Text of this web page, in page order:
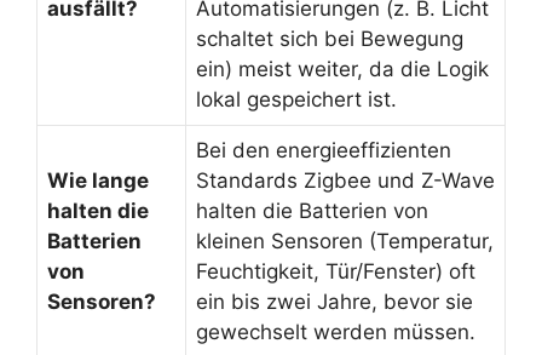
ausfällt?
Automatisierungen (z. B. Licht
schaltet sich bei Bewegung
ein) meist weiter, da die Logik
lokal gespeichert ist.
Wie lange
halten die
Batterien
von
Sensoren?
Bei den energieeffizienten
Standards Zigbee und Z-Wave
halten die Batterien von
kleinen Sensoren (Temperatur,
Feuchtigkeit, Tür/Fenster) oft
ein bis zwei Jahre, bevor sie
gewechselt werden müssen.